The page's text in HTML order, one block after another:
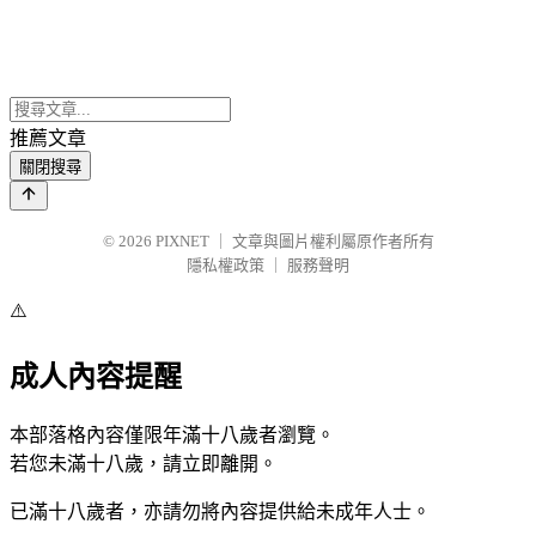
推薦文章
關閉搜尋
© 2026 PIXNET
文章與圖片權利屬原作者所有
隱私權政策
服務聲明
⚠️
成人內容提醒
本部落格內容僅限年滿十八歲者瀏覽。
若您未滿十八歲，請立即離開。
已滿十八歲者，亦請勿將內容提供給未成年人士。